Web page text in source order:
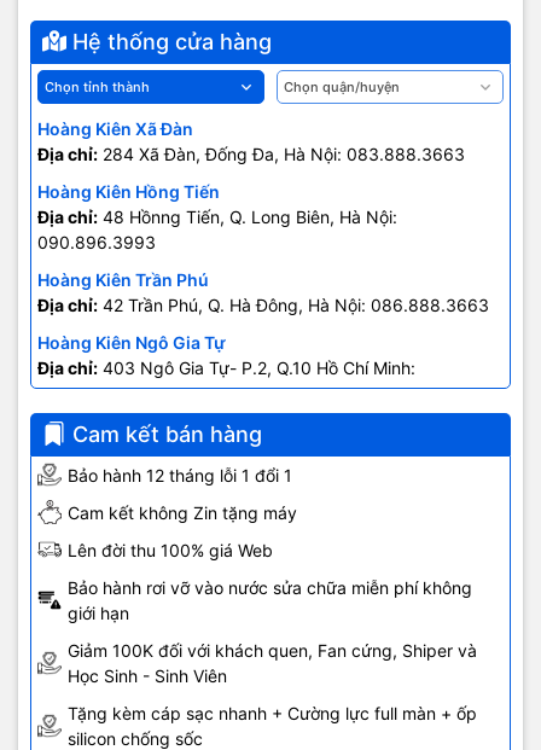
Hệ thống cửa hàng
Hoàng Kiên Xã Đàn
Địa chỉ: 284 Xã Đàn, Đống Đa, Hà Nội: 083.888.3663
Hoàng Kiên Hồng Tiến
Địa chỉ: 48 Hồnng Tiến, Q. Long Biên, Hà Nội:
090.896.3993
Hoàng Kiên Trần Phú
Địa chỉ: 42 Trần Phú, Q. Hà Đông, Hà Nội: 086.888.3663
Hoàng Kiên Ngô Gia Tự
Địa chỉ: 403 Ngô Gia Tự- P.2, Q.10 Hồ Chí Minh:
0707.678.707
Cam kết bán hàng
Bảo hành 12 tháng lỗi 1 đổi 1
Cam kết không Zin tặng máy
Lên đời thu 100% giá Web
Bảo hành rơi vỡ vào nước sửa chữa miễn phí không
giới hạn
Giảm 100K đối với khách quen, Fan cứng, Shiper và
Học Sinh - Sinh Viên
Tặng kèm cáp sạc nhanh + Cường lực full màn + ốp
silicon chống sốc